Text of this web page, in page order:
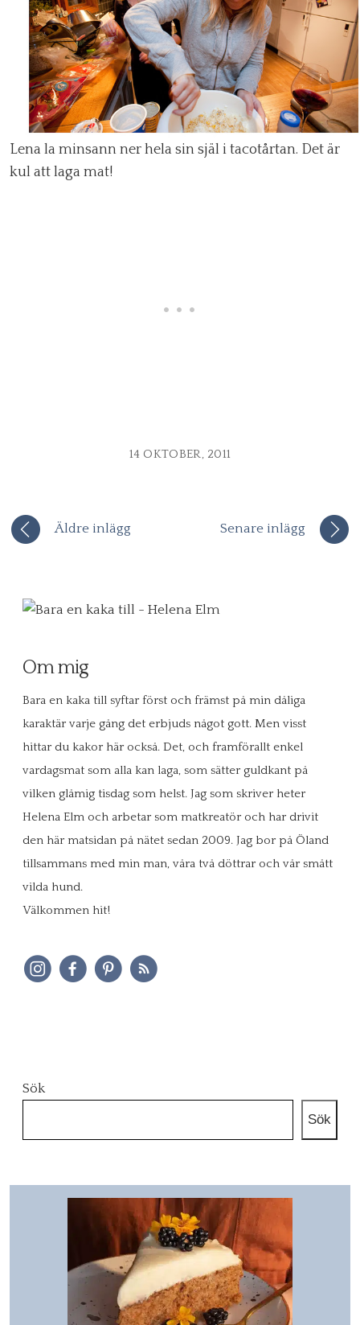
Lena la minsann ner hela sin själ i tacotårtan. Det är
kul att laga mat!
14 OKTOBER, 2011
Äldre inlägg Senare inlägg
Om mig
Bara en kaka till syftar först och främst på min dåliga
karaktär varje gång det erbjuds något gott. Men visst
hittar du kakor här också. Det, och framförallt enkel
vardagsmat som alla kan laga, som sätter guldkant på
vilken glåmig tisdag som helst. Jag som skriver heter
Helena Elm och arbetar som matkreatör och har drivit
den här matsidan på nätet sedan 2009. Jag bor på Öland
tillsammans med min man, våra två döttrar och vår smått
vilda hund.
Välkommen hit!
Sök
Sök